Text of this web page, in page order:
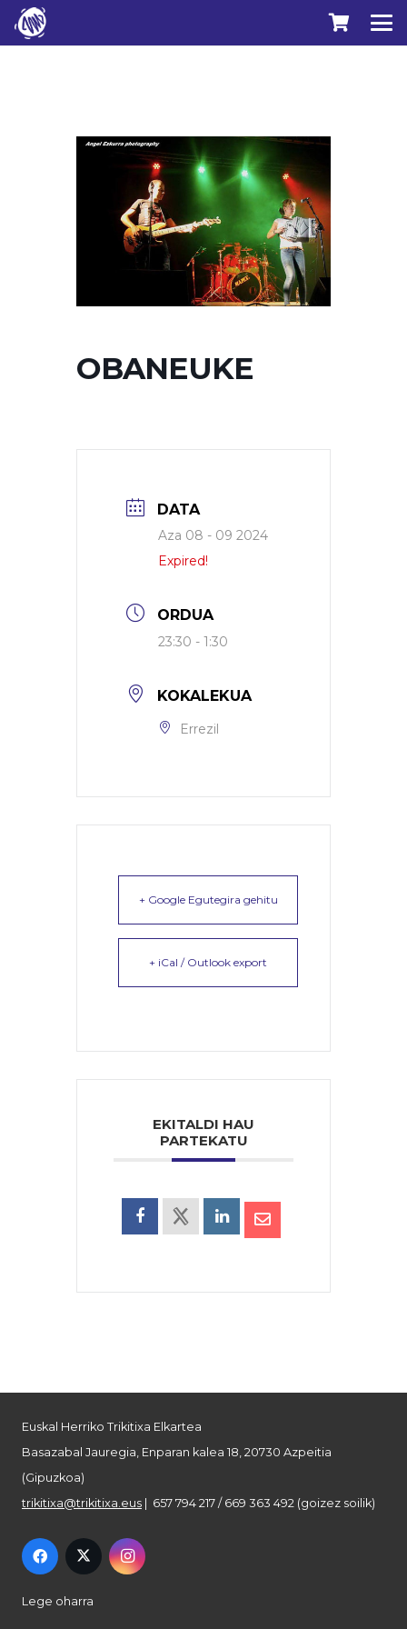
OBANEUKE
DATA
Aza 08 - 09 2024
Expired!
ORDUA
23:30 - 1:30
KOKALEKUA
Errezil
+ Google Egutegira gehitu
+ iCal / Outlook export
EKITALDI HAU
PARTEKATU
Euskal Herriko Trikitixa Elkartea
Basazabal Jauregia, Enparan kalea 18, 20730 Azpeitia
(Gipuzkoa)
trikitixa@trikitixa.eus | 657 794 217 / 669 363 492 (goizez soilik)
Lege oharra